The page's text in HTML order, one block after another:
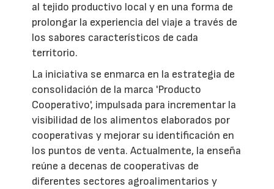
al tejido productivo local y en una forma de
prolongar la experiencia del viaje a través de
los sabores característicos de cada
territorio.
La iniciativa se enmarca en la estrategia de
consolidación de la marca 'Producto
Cooperativo', impulsada para incrementar la
visibilidad de los alimentos elaborados por
cooperativas y mejorar su identificación en
los puntos de venta. Actualmente, la enseña
reúne a decenas de cooperativas de
diferentes sectores agroalimentarios y